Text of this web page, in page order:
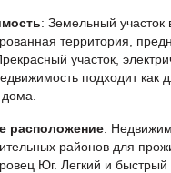
: Земельный
территория,
участок,
подходит как
расположение:
районов для
Юг. Легкий и